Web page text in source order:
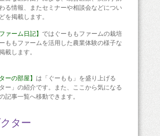
る情報、またセミナーや相談会などについ
を掲載します。
ァーム日記】 ではぐーももファームの栽培
ももファームを活用した農業体験の様子な
載します。
ーの部屋】 は「ぐーもも」を盛り上げる
ター」の紹介です。また、ここから気になる
記事一覧へ移動できます。
ター